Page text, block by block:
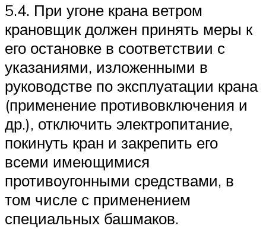
5.4. При угоне крана ветром
крановщик должен принять меры к
его остановке в соответствии с
указаниями, изложенными в
руководстве по эксплуатации крана
(применение противовключения и
др.), отключить электропитание,
покинуть кран и закрепить его
всеми имеющимися
противоугонными средствами, в
том числе с применением
специальных башмаков.